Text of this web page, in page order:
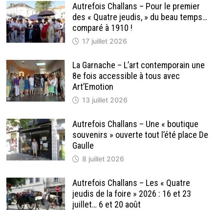
Autrefois Challans – Pour le premier
des « Quatre jeudis, » du beau temps…
comparé à 1910 !
17 juillet 2026
La Garnache – L’art contemporain une
8e fois accessible à tous avec
Art’Emotion
13 juillet 2026
Autrefois Challans – Une « boutique
souvenirs » ouverte tout l’été place De
Gaulle
8 juillet 2026
Autrefois Challans – Les « Quatre
jeudis de la foire » 2026 : 16 et 23
juillet… 6 et 20 août